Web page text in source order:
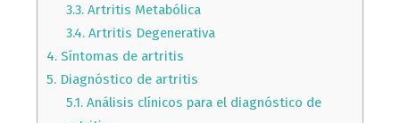
3.3. Artritis Metabólica
3.4. Artritis Degenerativa
4.Síntomas de artritis
5.Diagnóstico de artritis
5.1. Análisis clínicos para el diagnóstico de